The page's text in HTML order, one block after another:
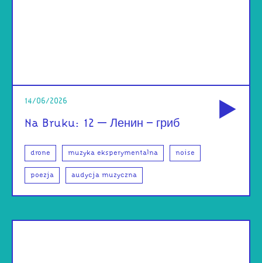
14/06/2026
Na Bruku: 12 – Ленин — гриб
drone muzyka eksperymentalna noise
poezja audycja muzyczna